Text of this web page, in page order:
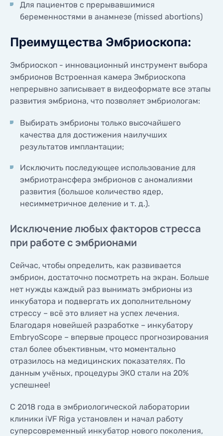
Для пациентов с прерывавшимися
беременностями в анамнезе (missed abortions)
Преимущества Эмбриоскопа:
Эмбриоскоп - инновационный инструмент выбора
эмбрионов Встроенная камера Эмбриоскопа
непрерывно записывает в видеоформате все этапы
развития эмбриона, что позволяет эмбриологам:
Выбирать эмбрионы только высочайшего
качества для достижения наилучших
результатов имплантации;
Исключить последующее использование для
эмбриотрансфера эмбрионов с аномалиями
развития (большое количество ядер,
несимметричное деление и т. д.).
Исключение любых факторов стресса
при работе с эмбрионами
Сейчас, чтобы определить, как развивается
эмбрион, достаточно посмотреть на экран. Больше
нет нужды каждый раз вынимать эмбрионы из
инкубатора и подвергать их дополнительному
стрессу – всё это влияет на успех лечения.
Благодаря новейшей разработке – инкубатору
EmbryoScope – впервые процесс прогнозирования
стал более объективным, что моментально
отразилось на медицинских показателях. По
данным учёных, процедуры ЭКО стали на 20%
успешнее!
С 2018 года в эмбриологической лаборатории
клиники iVF Riga установлен и начал работу
суперсовременный инкубатор нового поколения,